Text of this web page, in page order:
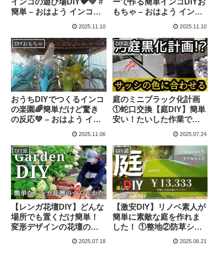
インコの遊び場DIY🐦💚 #
簡単 – おはよう インコち
2025.11.10
ーで作る簡単インコDIYお
もちゃ – おはよう インコ
2025.11.10
DIYおもちゃ
おうちDIYでつくるインコ
の楽園🌈簡単だけど驚き
の反応💚 – おはよう イン
2025.11.06
DIY庭
庭のミニブラック化計画
①蛇口交換【庭DIY】簡単
安い！たいした作業では
むーさんの休日🐈‍⬛
2025.07.24
DIY庭
【レンガ花壇DIY】どんな
場所でも置くだけ簡単！
変形デザインの花壇の作
り方 – ERI NAGANO
2025.07.18
DIY庭
【激安DIY】リノベ素人が
簡単に素敵な庭を作れま
した！ ①整地②防草シー
ト③人工芝④伐採 etc – ボ
2025.06.21